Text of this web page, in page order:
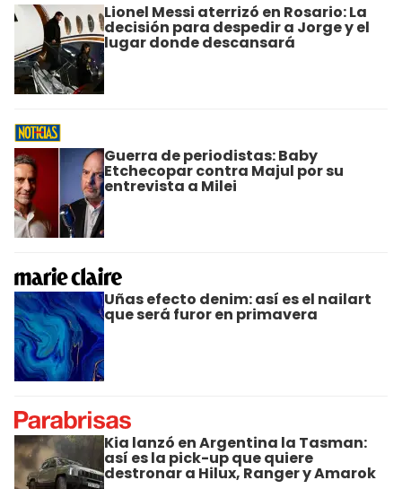
Lionel Messi aterrizó en Rosario: La
decisión para despedir a Jorge y el
lugar donde descansará
Guerra de periodistas: Baby
Etchecopar contra Majul por su
entrevista a Milei
Uñas efecto denim: así es el nailart
que será furor en primavera
Kia lanzó en Argentina la Tasman:
así es la pick-up que quiere
destronar a Hilux, Ranger y Amarok